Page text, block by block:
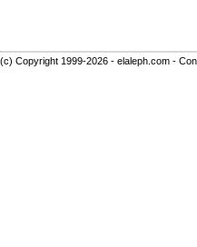
(c) Copyright 1999-2026 - elaleph.com -